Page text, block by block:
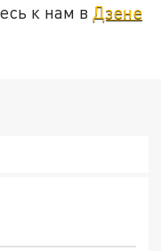
к нам в Дзене